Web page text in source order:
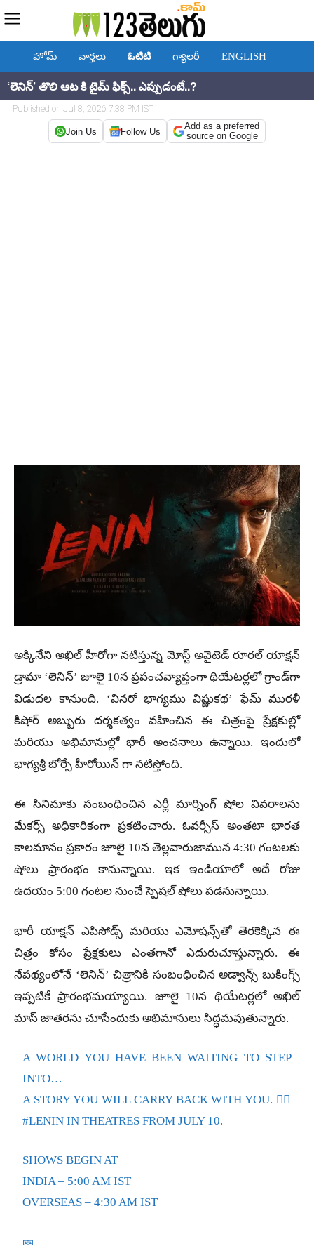
హోమ్ వార్తలు ఓటిటి గ్యాలరీ ENGLISH
‘లెనిన్’ తొలి ఆట కి టైమ్ ఫిక్స్.. ఎప్పుడంటే..?
Published on Jul 8, 2026 7:38 PM IST
Join Us Follow Us
Add as a preferred
source on Google
అక్కినేని అఖిల్ హీరోగా నటిస్తున్న మోస్ట్ అవైటెడ్ రూరల్ యాక్షన్
డ్రామా ‘లెనిన్’ జూలై 10న ప్రపంచవ్యాప్తంగా థియేటర్లలో గ్రాండ్‌గా
విడుదల కానుంది. ‘వినరో భాగ్యము విష్ణుకథ’ ఫేమ్ మురళీ
కిషోర్ అబ్బురు దర్శకత్వం వహించిన ఈ చిత్రంపై ప్రేక్షకుల్లో
మరియు అభిమానుల్లో భారీ అంచనాలు ఉన్నాయి. ఇందులో
భాగ్యశ్రీ బోర్సే హీరోయిన్ గా నటిస్తోంది.
​ఈ సినిమాకు సంబంధించిన ఎర్లీ మార్నింగ్ షోల వివరాలను
మేకర్స్ అధికారికంగా ప్రకటించారు. ఓవర్సీస్ అంతటా భారత
కాలమానం ప్రకారం జూలై 10న తెల్లవారుజామున 4:30 గంటలకు
షోలు ప్రారంభం కానున్నాయి. ఇక ఇండియాలో అదే రోజు
ఉదయం 5:00 గంటల నుంచే స్పెషల్ షోలు పడనున్నాయి.
​భారీ యాక్షన్ ఎపిసోడ్స్ మరియు ఎమోషన్స్‌తో తెరకెక్కిన ఈ
చిత్రం కోసం ప్రేక్షకులు ఎంతగానో ఎదురుచూస్తున్నారు. ఈ
నేపథ్యంలోనే ‘లెనిన్’ చిత్రానికి సంబంధించిన అడ్వాన్స్ బుకింగ్స్
ఇప్పటికే ప్రారంభమయ్యాయి. జూలై 10న థియేటర్లలో అఖిల్
మాస్ జాతరను చూసేందుకు అభిమానులు సిద్ధమవుతున్నారు.
A WORLD YOU HAVE BEEN WAITING TO STEP
INTO…
A STORY YOU WILL CARRY BACK WITH YOU. ❤️‍🔥
#LENIN IN THEATRES FROM JULY 10.
SHOWS BEGIN AT
INDIA – 5:00 AM IST
OVERSEAS – 4:30 AM IST
🎫